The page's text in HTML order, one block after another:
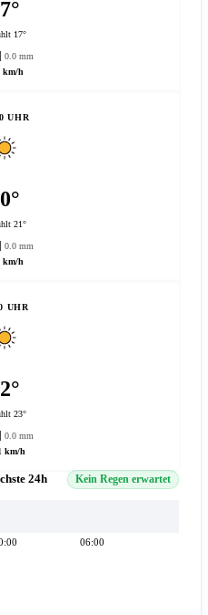
17°
0.0 mm
km/h
UHR
21°
0.0 mm
km/h
UHR
23°
0.0 mm
km/h
24h Kein Regen erwartet
06:00